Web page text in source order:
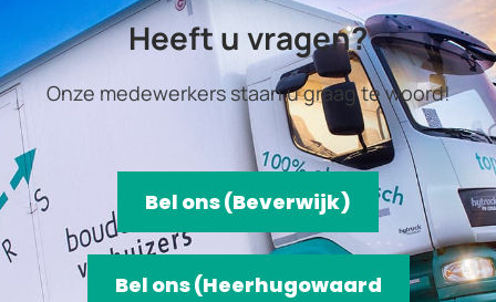
Heeft u vragen?
Onze medewerkers staan u graag te woord!
Bel ons (Beverwijk)
Bel ons (Heerhugowaard